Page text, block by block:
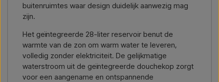
buitenruimtes waar design duidelijk aanwezig mag
zijn.
Het geïntegreerde 28-liter reservoir benut de
warmte van de zon om warm water te leveren,
volledig zonder elektriciteit. De gelijkmatige
waterstroom uit de geïntegreerde douchekop zorgt
voor een aangename en ontspannende